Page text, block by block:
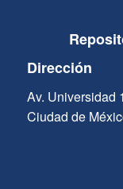
Dirección
Av. Universidad
Ciudad de